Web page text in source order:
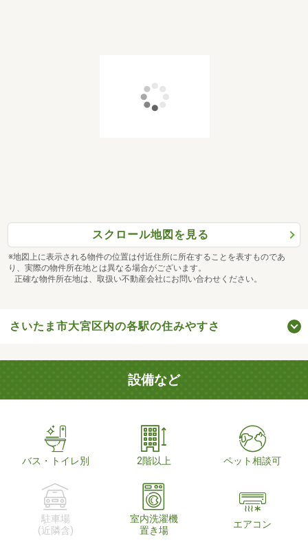
スクロール地図を見る
※地図上に表示される物件の位置は付近住所に所在することを表すものであ
り、実際の物件所在地とは異なる場合がございます。
正確な物件所在地は、取扱い不動産会社にお問い合わせください。
さいたま市大宮区内の各駅の住みやすさ
設備など
バス・トイレ別 2階以上 ペット相談可
駐車場
(近隣含)
室内洗濯機
置き場
エアコン